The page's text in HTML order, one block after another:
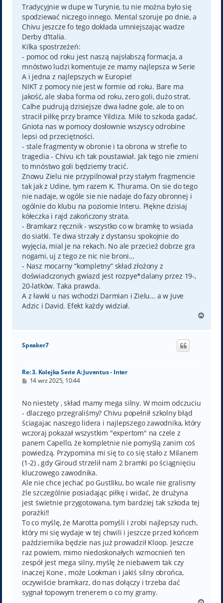
t
Tradycyjnie w dupe w Turynie, tu nie można było się
spodziewać niczego innego. Mental szoruje po dnie, a
Chivu jeszcze fo tego dokłada umniejszając wadze
Derby d’Italia.
Kilka spostrzeżeń:
- pomoc od roku jest naszą najsłabszą formacja, a
mnóstwo ludzi komentuje ze mamy najlepsza w Serie
A i jedna z najlepszych w Europie!
NIKT z pomocy nie jest w formie od roku. Bare ma
jakość, ale słaba forma od roku, zero goli, dużo strat.
Calhe pudrują dzisiejsze dwa ładne gole, ale to on
stracił piłkę przy bramce Yildiza. Miki to szkoda gadać.
Gniota nas w pomocy dosłownie wszyscy odrobine
lepsi od przeciętności.
- stale fragmenty w obronie i ta obrona w strefie to
tragedia - Chivu ich tak poustawiał. Jak tego nie zmieni
to mnóstwo goli będziemy tracić.
Znowu Zielu nie przypilnował przy stałym fragmencie
tak jak z Udine, tym razem K. Thurama. On sie do tego
nie nadaje, w ogóle sie nie nadaje do fazy obronnej i
ogólnie do klubu na poziomie Interu. Piękne dzisiaj
kółeczka i rajd zakończony strata.
- Bramkarz ręcznik - wszystko co w bramkę to wsiada
do siatki. Te dwa strzały z dystansu spokojnie do
wyjęcia, mial je na rekach. No ale przecież dobrze gra
nogami, uj z tego ze nic nie broni…
- Nasz mocarny “kompletny” skład złożony z
doświadczonych gwiazd jest rozpye*dalany przez 19-,
20-latków. Taka prawda.
A z ławki u nas wchodzi Darmian i Zielu… a w Juve
Adzic i David. Efekt każdy widział.
g
Speaker7
Re: 3. Kolejka Serie A: Juventus - Inter
P
t
14 wrz 2025, 10:44
No niestety , skład mamy mega silny. W moim odczuciu
- dlaczego przegraliśmy? Chivu popełnił szkolny błąd
ściagajac naszego lidera i najlepszego zawodnika, który
wczoraj pokazał wszystkim "expertom" na czele z
panem Capello, że kompletnie nie pomyślą zanim coś
powiedzą. Przypomina mi się to co się stało z Milanem
(1-2) , gdy Giroud strzelił nam 2 bramki po ściągnięciu
kluczowego zawodnika.
Ale nie chce jechać po Gustliku, bo wcale nie gralismy
źle szczególnie posiadając piłkę i widać, że drużyna
jest świetnie przygotowana, tym bardziej tak szkoda tej
porażki!!
To co myślę, że Marotta pomyśli i zrobi najlepszy ruch,
który mi się wydaje w tej chwili i jeszcze przed końcem
października będzie nas już prowadził Kloop. Jeszcze
raz powiem, mimo niedoskonałych wzmocnień ten
zespół jest mega silny, myślę że niebawem tak czy
inaczej Kone , może Lookman i jakiś silny obrońca,
oczywiście bramkarz, do nas dołączy i trzeba dać
sygnał topowym trenerem o co my gramy.